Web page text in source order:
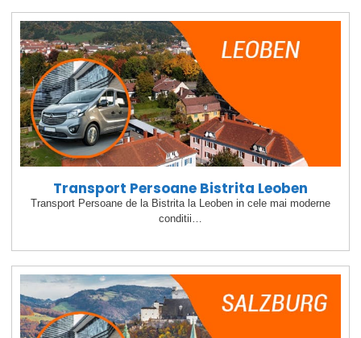
Transport Persoane Bistrita Leoben
Transport Persoane de la Bistrita la Leoben in cele mai moderne
conditii…